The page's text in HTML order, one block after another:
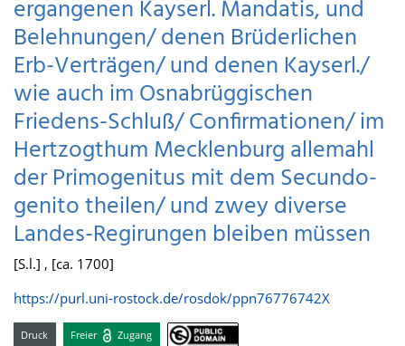
ergangenen Kayserl. Mandatis, und
Belehnungen/ denen Brüderlichen
Erb-Verträgen/ und denen Kayserl./
wie auch im Osnabrüggischen
Friedens-Schluß/ Confirmationen/ im
Hertzogthum Mecklenburg allemahl
der Primogenitus mit dem Secundo-
genito theilen/ und zwey diverse
Landes-Regirungen bleiben müssen
[S.l.] , [ca. 1700]
https://purl.uni-rostock.de/rosdok/ppn76776742X
Druck Freier Zugang